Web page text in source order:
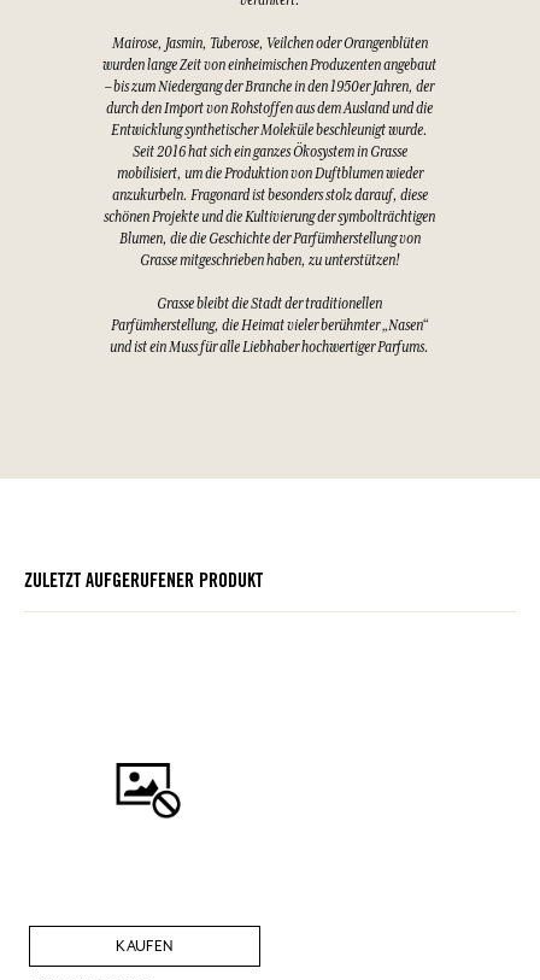
Mairose, Jasmin, Tuberose, Veilchen oder Orangenblüten
wurden lange Zeit von einheimischen Produzenten angebaut
– bis zum Niedergang der Branche in den 1950er Jahren, der
durch den Import von Rohstoffen aus dem Ausland und die
Entwicklung synthetischer Moleküle beschleunigt wurde.
Seit 2016 hat sich ein ganzes Ökosystem in Grasse
mobilisiert, um die Produktion von Duftblumen wieder
anzukurbeln. Fragonard ist besonders stolz darauf, diese
schönen Projekte und die Kultivierung der symbolträchtigen
Blumen, die die Geschichte der Parfümherstellung von
Grasse mitgeschrieben haben, zu unterstützen!
Grasse bleibt die Stadt der traditionellen
Parfümherstellung, die Heimat vieler berühmter „Nasen“
und ist ein Muss für alle Liebhaber hochwertiger Parfums.
ZULETZT AUFGERUFENER PRODUKT
KAUFEN